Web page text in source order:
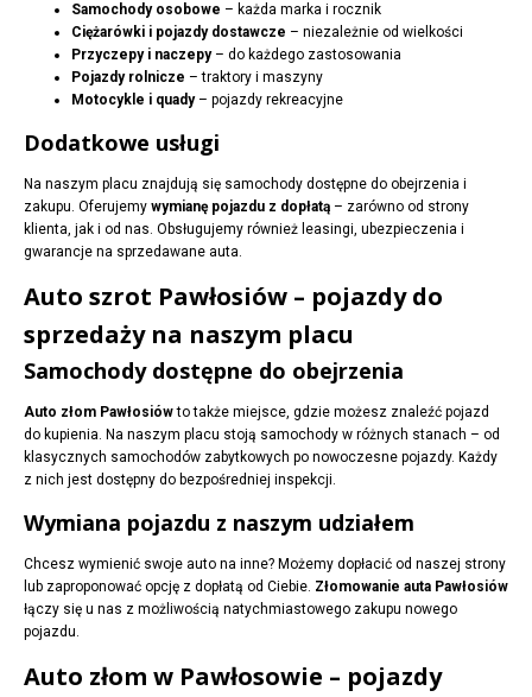
Samochody osobowe – każda marka i rocznik
Ciężarówki i pojazdy dostawcze – niezależnie od wielkości
Przyczepy i naczepy– do każdego zastosowania
Pojazdy rolnicze – traktory i maszyny
Motocykle i quady– pojazdy rekreacyjne
Dodatkowe usługi
Na naszym placu znajdują się samochody dostępne do obejrzenia i
zakupu. Oferujemy wymianę pojazdu z dopłatą – zarówno od strony
klienta, jak i od nas. Obsługujemy również leasingi, ubezpieczenia i
gwarancje na sprzedawane auta.
Auto szrot Pawłosiów – pojazdy do
sprzedaży na naszym placu
Samochody dostępne do obejrzenia
Auto złom Pawłosiówto także miejsce, gdzie możesz znaleźć pojazd
do kupienia. Na naszym placu stoją samochody w różnych stanach – od
klasycznych samochodów zabytkowych po nowoczesne pojazdy. Każdy
z nich jest dostępny do bezpośredniej inspekcji.
Wymiana pojazdu z naszym udziałem
Chcesz wymienić swoje auto na inne? Możemy dopłacić od naszej strony
lub zaproponować opcję z dopłatą od Ciebie. Złomowanie auta Pawłosiów
łączy się u nas z możliwością natychmiastowego zakupu nowego
pojazdu.
Auto złom w Pawłosowie – pojazdy